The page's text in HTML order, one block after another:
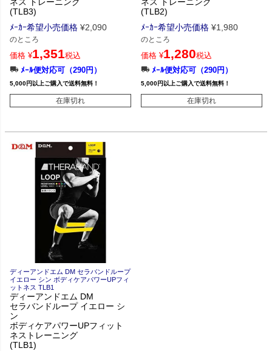
ネス トレーニング
(TLB3)
ﾒｰｶｰ希望小売価格 ¥2,090
のところ
価格 ¥1,351税込
ﾒｰﾙ便対応可（290円）
5,000円以上ご購入で送料無料！
在庫切れ
ネス トレーニング
(TLB2)
ﾒｰｶｰ希望小売価格 ¥1,980
のところ
価格 ¥1,280税込
ﾒｰﾙ便対応可（290円）
5,000円以上ご購入で送料無料！
在庫切れ
ディーアンドエム DM セラバンドループ
イエロー シン ボディケアパワーUPフィ
ットネス TLB1
ディーアンドエム DM
セラバンドループ イエロー シ
ン
ボディケアパワーUPフィット
ネストレーニング
(TLB1)